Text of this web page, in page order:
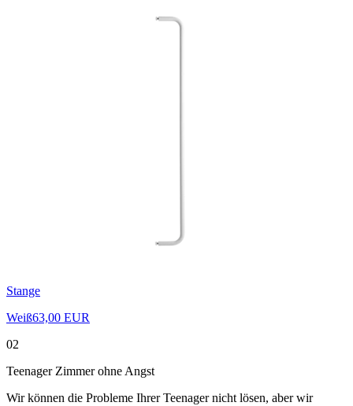
Stange
Weiß63,00 EUR
02
Teenager Zimmer ohne Angst
Wir können die Probleme Ihrer Teenager nicht lösen, aber wir